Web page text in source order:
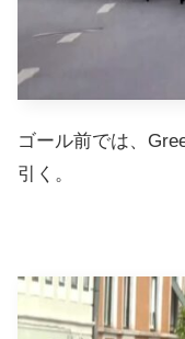
ゴール前では、
引く。